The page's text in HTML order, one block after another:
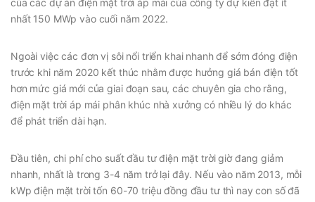
của các dự án điện mặt trời áp mái của công ty dự kiến đạt ít
nhất 150 MWp vào cuối năm 2022.
Ngoài việc các đơn vị sôi nổi triển khai nhanh để sớm đóng điện
trước khi năm 2020 kết thúc nhằm được hưởng giá bán điện tốt
hơn mức giá mới của giai đoạn sau, các chuyên gia cho rằng,
điện mặt trời áp mái phân khúc nhà xưởng có nhiều lý do khác
để phát triển dài hạn.
Đầu tiên, chi phí cho suất đầu tư điện mặt trời giờ đang giảm
nhanh, nhất là trong 3-4 năm trở lại đây. Nếu vào năm 2013, mỗi
kWp điện mặt trời tốn 60-70 triệu đồng đầu tư thì nay con số đã